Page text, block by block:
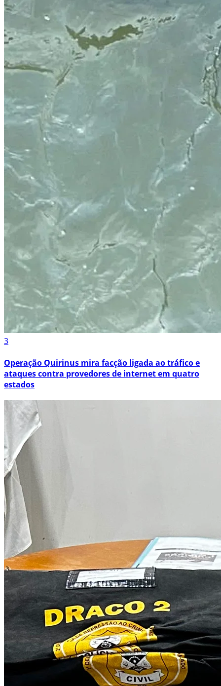
3
Operação Quirinus mira facção ligada ao tráfico e
ataques contra provedores de internet em quatro
estados